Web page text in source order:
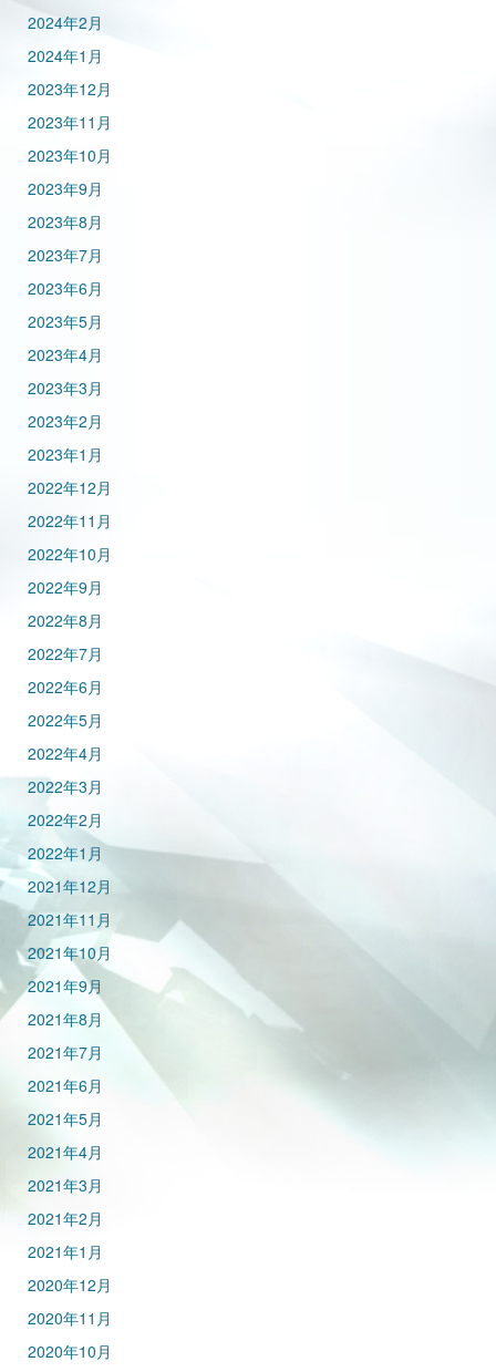
2024年2月
2024年1月
2023年12月
2023年11月
2023年10月
2023年9月
2023年8月
2023年7月
2023年6月
2023年5月
2023年4月
2023年3月
2023年2月
2023年1月
2022年12月
2022年11月
2022年10月
2022年9月
2022年8月
2022年7月
2022年6月
2022年5月
2022年4月
2022年3月
2022年2月
2022年1月
2021年12月
2021年11月
2021年10月
2021年9月
2021年8月
2021年7月
2021年6月
2021年5月
2021年4月
2021年3月
2021年2月
2021年1月
2020年12月
2020年11月
2020年10月